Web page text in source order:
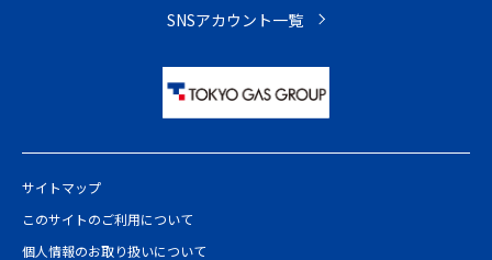
サイトマップ
このサイトのご利用について
個人情報のお取り扱いについて
SNSアカウント一覧